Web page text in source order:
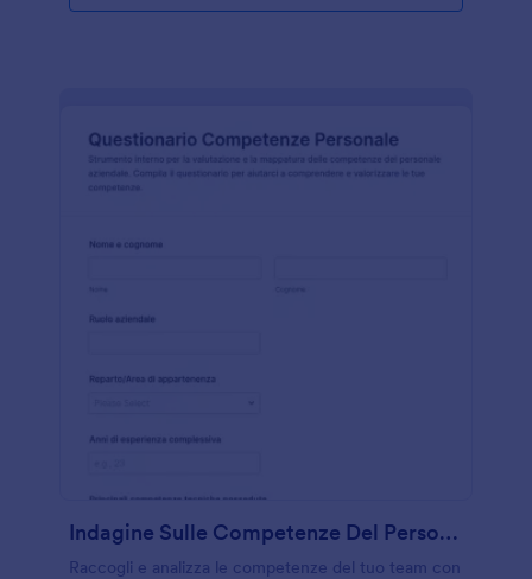
Indagine Sulle Competenze Del Personale Survey
Raccogli e analizza le competenze del tuo team con